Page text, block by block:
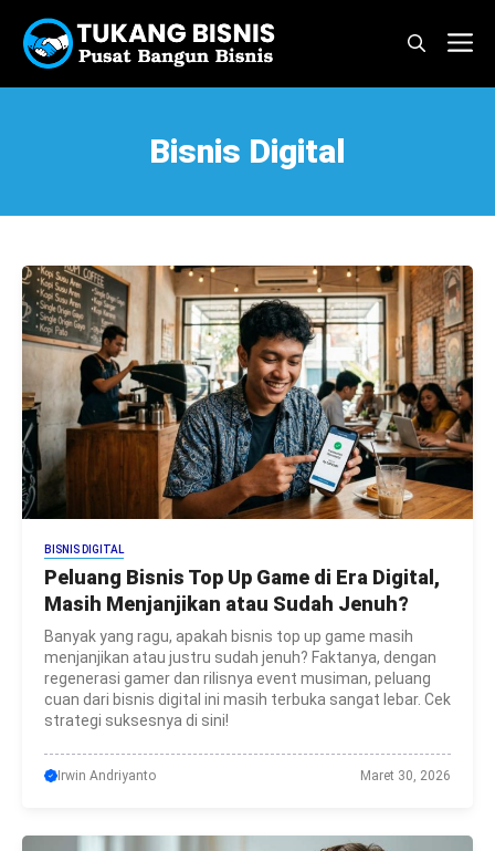
Langsung
Bisnis Digital
BISNIS DIGITAL
Peluang Bisnis Top Up Game di Era Digital,
Masih Menjanjikan atau Sudah Jenuh?
Banyak yang ragu, apakah bisnis top up game masih
menjanjikan atau justru sudah jenuh? Faktanya, dengan
regenerasi gamer dan rilisnya event musiman, peluang
cuan dari bisnis digital ini masih terbuka sangat lebar. Cek
strategi suksesnya di sini!
Irwin Andriyanto Maret 30, 2026